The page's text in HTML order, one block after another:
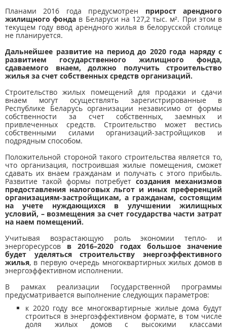
Планами 2016 года предусмотрен прирост арендного
жилищного фонда в Беларуси на 127,2 тыс. м². При этом в
текущем году ввод арендного жилья в белорусской столице
не планируется.
Дальнейшее развитие на период до 2020 года наряду с
развитием государственного жилищного фонда,
сдаваемого внаем, должно получить строительство
жилья за счет собственных средств организаций.
Строительство жилых помещений для продажи и сдачи
внаем могут осуществлять зарегистрированные в
Республике Беларусь организации независимо от формы
собственности за счет собственных, заемных и
привлеченных средств. Строительство может вестись
собственными силами организаций-застройщиков и
подрядным способом.
Положительной стороной такого строительства является то,
что организация, построившая жилые помещения, сможет
сдавать их внаем гражданам и получать с этого прибыль.
Развитие такой формы потребует создания механизмов
предоставления налоговых льгот и иных преференций
организациям-застройщикам, а гражданам, состоящим
на учете нуждающихся в улучшении жилищных
условий, – возмещения за счет государства части затрат
на наем помещений.
Учитывая возрастающую роль экономии тепло- и
энергоресурсов в 2016–2020 годах большое значение
будет уделяться строительству энергоэффективного
жилья, в первую очередь многоквартирных жилых домов в
энергоэффективном исполнении.
В рамках реализации Государственной программы
предусматривается выполнение следующих параметров:
к 2020 году все многоквартирные жилые дома будут
строиться в энергоэффективном формате, в том числе
доля жилых домов с высокими классами